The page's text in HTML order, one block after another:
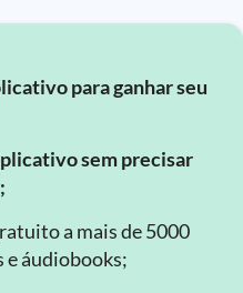
para ganhar seu
sem precisar
a mais de 5000
e áudiobooks;